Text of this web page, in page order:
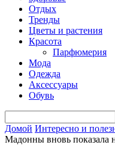
Отдых
Тренды
Цветы и растения
Красота
Парфюмерия
Мода
Одежда
Аксессуары
Обувь
Домой Интересно и
Мадонны вновь показала